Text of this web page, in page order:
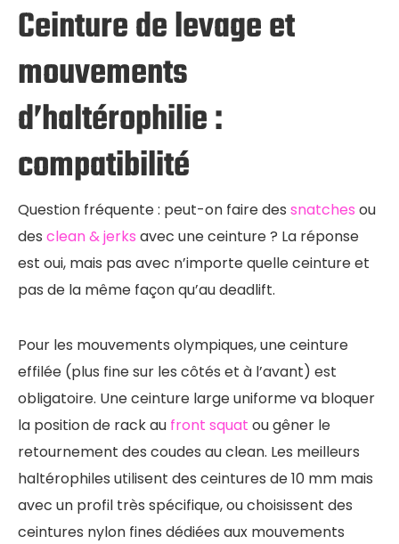
Ceinture de levage et
mouvements
d’haltérophilie :
compatibilité
Question fréquente : peut-on faire des snatches ou
des clean & jerks avec une ceinture ? La réponse
est oui, mais pas avec n’importe quelle ceinture et
pas de la même façon qu’au deadlift.
Pour les mouvements olympiques, une ceinture
effilée (plus fine sur les côtés et à l’avant) est
obligatoire. Une ceinture large uniforme va bloquer
la position de rack au front squat ou gêner le
retournement des coudes au clean. Les meilleurs
haltérophiles utilisent des ceintures de 10 mm mais
avec un profil très spécifique, ou choisissent des
ceintures nylon fines dédiées aux mouvements